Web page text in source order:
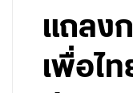
แถลง
เพื่อไ